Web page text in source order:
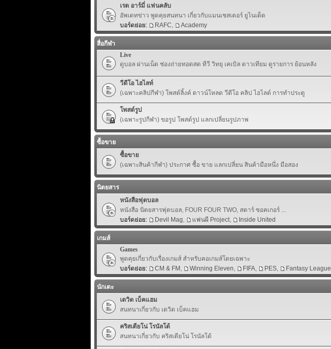
เรด อาร์มี่ แฟนคลับ
อัพเดทข่าว พูดคุยสนทนา เกี่ยวกับแมนเชสเตอร์ ยูไนเต็ด
บอร์ดย่อย:
RAFC, Academy
สื่อกีฬา
Live
ดูบอล ผ่านเน็ต ช่องถ่ายทอดสด ทีวี วิทยุ เคเบิล ดาวเทียม ดูรายการ ย้อนหลัง
วีดีโอ ไฮไลท์
(เฉพาะคลิปกีฬา) โพสต์ลิ้งค์ ดาวน์โหลด วีดีโอ คลิป ไฮไลต์ การทำประตู
โพสต์รูป
(เฉพาะรูปกีฬา) ขอรูป โพสต์รูป แลกเปลี่ยนรูปภาพ
ซื้อขาย
ซื้อขาย
(เฉพาะสินค้ากีฬา) ประกาศ ซื้อ ขาย แลกเปลี่ยน สินค้ามือหนึ่ง มือสอง
นิตยสาร
หนังสือฟุตบอล
หนังสือ นิตยสารฟุตบอล, FOUR FOUR TWO, สตาร์ ซอคเกอร์ ...
บอร์ดย่อย:
Devil Mag, แฟนผี Project, Inside United
เกมส์
Games
พูดคุยเกี่ยวกับเรื่องเกมส์ สำหรับคอเกมส์โดยเฉพาะ
บอร์ดย่อย:
CM & FM , Winning Eleven, FIFA, PES, Fantasy League
นักเตะ
เดวิด เบ็คแฮม
สนทนาเกี่ยวกับ เดวิด เบ็คแฮม
คริสเตียโน่ โรนัลโด้
สนทนาเกี่ยวกับ คริสเตียโน่ โรนัลโด้